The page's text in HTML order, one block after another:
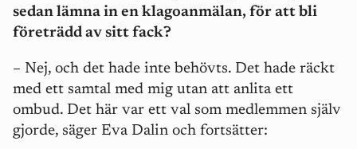
sedan lämna in en klagoanmälan, för att bli
företrädd av sitt fack?
– Nej, och det hade inte behövts. Det hade räckt
med ett samtal med mig utan att anlita ett
ombud. Det här var ett val som medlemmen själv
gjorde, säger Eva Dalin och fortsätter: